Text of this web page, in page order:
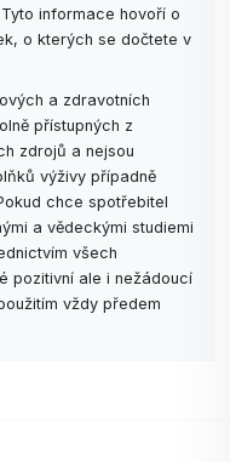
informace hovoří o
o kterých se dočtete v
a zdravotních
přístupných z
zdrojů a nejsou
výživy případně
chce spotřebitel
a vědeckými studiemi
všech
pozitivní ale i nežádoucí
vždy předem